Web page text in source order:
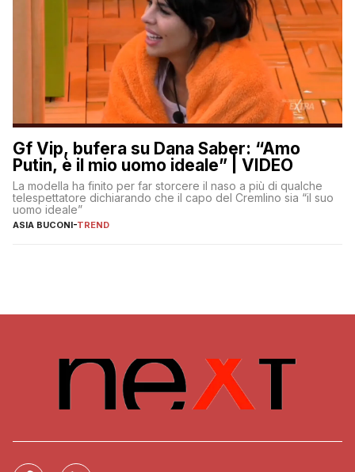
Gf Vip, bufera su Dana Saber: “Amo
Putin, è il mio uomo ideale” | VIDEO
La modella ha finito per far storcere il naso a più di qualche
telespettatore dichiarando che il capo del Cremlino sia “il suo
uomo ideale”
ASIA BUCONI-TREND